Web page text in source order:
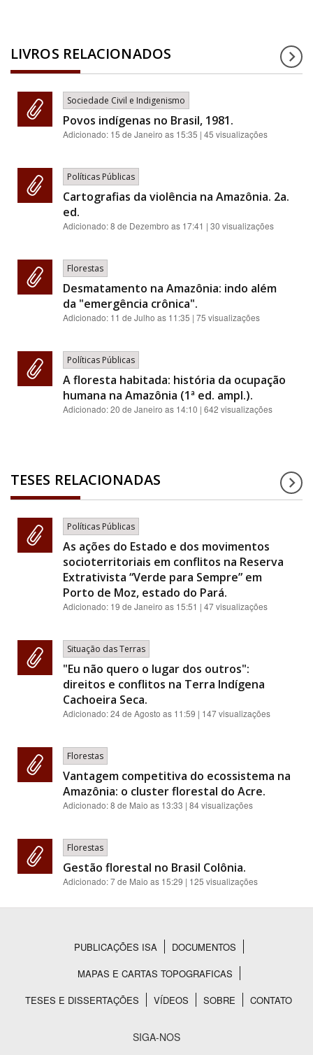
LIVROS RELACIONADOS
Sociedade Civil e Indigenismo
Povos indígenas no Brasil, 1981.
Adicionado: 15 de Janeiro as 15:35 | 45 visualizações
Políticas Públicas
Cartografias da violência na Amazônia. 2a.
ed.
Adicionado:8 de Dezembro as 17:41 | 30 visualizações
Florestas
Desmatamento na Amazônia: indo além
da "emergência crônica".
Adicionado: 11 de Julho as 11:35 | 75 visualizações
Políticas Públicas
A floresta habitada: história da ocupação
humana na Amazônia (1ª ed. ampl.).
Adicionado:20 de Janeiro as 14:10 | 642 visualizações
TESES RELACIONADAS
Políticas Públicas
As ações do Estado e dos movimentos
socioterritoriais em conflitos na Reserva
Extrativista “Verde para Sempre” em
Porto de Moz, estado do Pará.
Adicionado: 19 de Janeiro as 15:51 | 47 visualizações
Situação das Terras
"Eu não quero o lugar dos outros":
direitos e conflitos na Terra Indígena
Cachoeira Seca.
Adicionado:24 de Agosto as 11:59 | 147 visualizações
Florestas
Vantagem competitiva do ecossistema na
Amazônia: o cluster florestal do Acre.
Adicionado:8 de Maio as 13:33 | 84 visualizações
Florestas
Gestão florestal no Brasil Colônia.
Adicionado:7 de Maio as 15:29 | 125 visualizações
Rodapé
PUBLICAÇÕES ISA
DOCUMENTOS
MAPAS E CARTAS TOPOGRAFICAS
TESES E DISSERTAÇÕES
VÍDEOS SOBRE CONTATO
SIGA-NOS